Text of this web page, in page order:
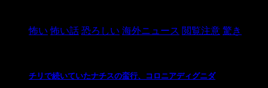
怖い 怖い話 恐ろしい 海外ニュース 閲覧注意 驚き
チリで続いていたナチスの蛮行、コロニアディグニダ